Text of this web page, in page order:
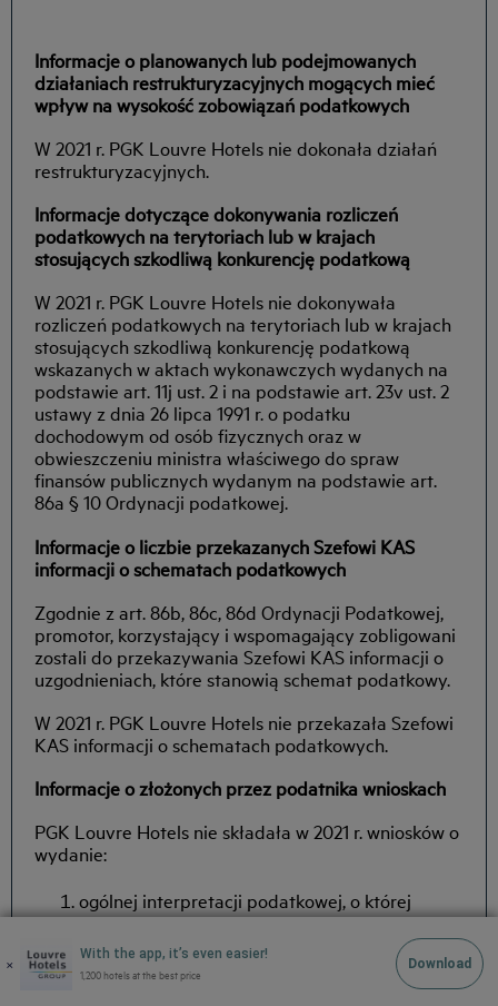
Informacje o planowanych lub podejmowanych
działaniach restrukturyzacyjnych mogących mieć
wpływ na wysokość zobowiązań podatkowych
W 2021 r. PGK Louvre Hotels nie dokonała działań
restrukturyzacyjnych.
Informacje dotyczące dokonywania rozliczeń
podatkowych na terytoriach lub w krajach
stosujących szkodliwą konkurencję podatkową
W 2021 r. PGK Louvre Hotels nie dokonywała
rozliczeń podatkowych na terytoriach lub w krajach
stosujących szkodliwą konkurencję podatkową
wskazanych w aktach wykonawczych wydanych na
podstawie art. 11j ust. 2 i na podstawie art. 23v ust. 2
ustawy z dnia 26 lipca 1991 r. o podatku
dochodowym od osób fizycznych oraz w
obwieszczeniu ministra właściwego do spraw
finansów publicznych wydanym na podstawie art.
86a § 10 Ordynacji podatkowej.
Informacje o liczbie przekazanych Szefowi KAS
informacji o schematach podatkowych
Zgodnie z art. 86b, 86c, 86d Ordynacji Podatkowej,
promotor, korzystający i wspomagający zobligowani
zostali do przekazywania Szefowi KAS informacji o
uzgodnieniach, które stanowią schemat podatkowy.
W 2021 r. PGK Louvre Hotels nie przekazała Szefowi
KAS informacji o schematach podatkowych.
Informacje o złożonych przez podatnika wnioskach
PGK Louvre Hotels nie składała w 2021 r. wniosków o
wydanie:
ogólnej interpretacji podatkowej, o której
mowa w art. 14a § 1 Ordynacji podatkowej,
interpretacji przepisów prawa podatkowego, o
której mowa w art. 14b Ordynacji podatkowej
× With the app, it’s even easier!
1,200 hotels at the best price
Download